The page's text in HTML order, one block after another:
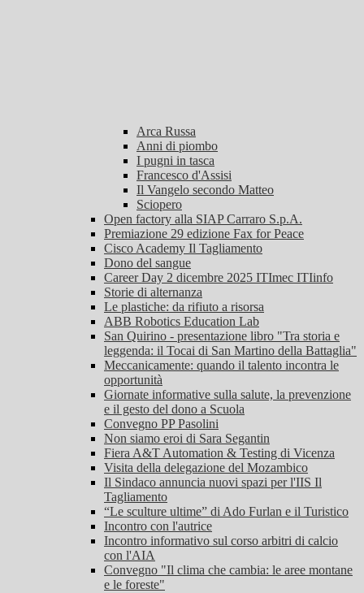
Arca Russa
Anni di piombo
I pugni in tasca
Francesco d'Assisi
Il Vangelo secondo Matteo
Sciopero
Open factory alla SIAP Carraro S.p.A.
Premiazione 29 edizione Fax for Peace
Cisco Academy Il Tagliamento
Dono del sangue
Career Day 2 dicembre 2025 ITImec ITIinfo
Storie di alternanza
Le plastiche: da rifiuto a risorsa
ABB Robotics Education Lab
San Quirino - presentazione libro "Tra storia e
leggenda: il Tocai di San Martino della Battaglia"
Meccanicamente: quando il talento incontra le
opportunità
Giornate informative sulla salute, la prevenzione
e il gesto del dono a Scuola
Convegno PP Pasolini
Non siamo eroi di Sara Segantin
Fiera A&T Automation & Testing di Vicenza
Visita della delegazione del Mozambico
Il Sindaco annuncia nuovi spazi per l'IIS Il
Tagliamento
“Le sculture ultime” di Ado Furlan e il Turistico
Incontro con l'autrice
Incontro informativo sul corso arbitri di calcio
con l'AIA
Convegno "Il clima che cambia: le aree montane
e le foreste"